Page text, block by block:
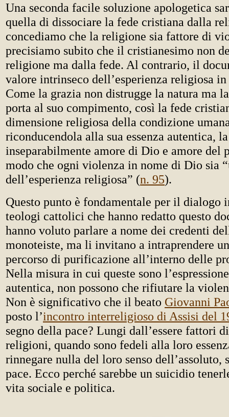
Una seconda facile soluzione apologetica
quella di dissociare la fede cristiana dalla
concediamo che la religione sia fattore di
precisiamo subito che il cristianesimo non
religione ma dalla fede. Al contrario, il
valore intrinseco dell’esperienza religiosa
Come la grazia non distrugge la natura ma
porta al suo compimento, così la fede
dimensione religiosa della condizione
riconducendola alla sua essenza autentica,
inseparabilmente amore di Dio e amore del
modo che ogni violenza in nome di Dio sia
dell’esperienza religiosa” (n. 95).
Questo punto è fondamentale per il dialogo
teologi cattolici che hanno redatto questo
hanno voluto parlare a nome dei credenti
monoteiste, ma li invitano a intraprendere
percorso di purificazione all’interno delle
Nella misura in cui queste sono
autentica, non possono che rifiutare la
Non è significativo che il beato Giovanni
posto l’incontro interreligioso di Assisi del
segno della pace? Lungi dall’essere fattori
religioni, quando sono fedeli alla loro
rinnegare nulla del loro senso dell’assoluto,
pace. Ecco perché sarebbe un suicidio
vita sociale e politica.